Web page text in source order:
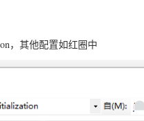
，其他配置如红圈中